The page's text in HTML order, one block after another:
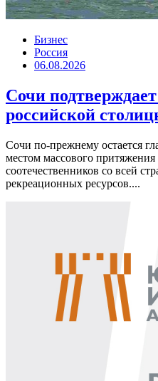
Бизнес
Россия
06.08.2026
Сочи
российской
Сочи по-прежнему остается
местом массового
соотечественников со всей
рекреационных ресурсов....